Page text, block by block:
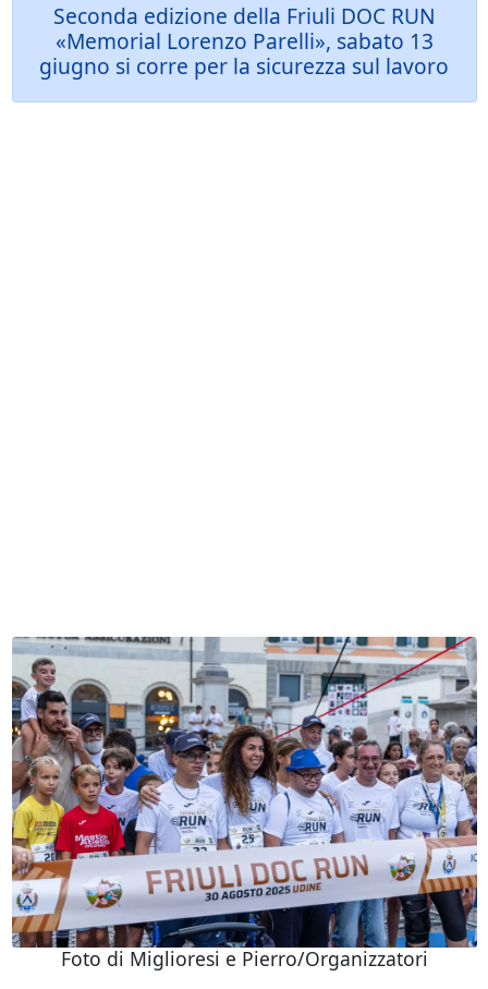
Seconda edizione della Friuli DOC RUN
«Memorial Lorenzo Parelli», sabato 13
giugno si corre per la sicurezza sul lavoro
Foto di Miglioresi e Pierro/Organizzatori